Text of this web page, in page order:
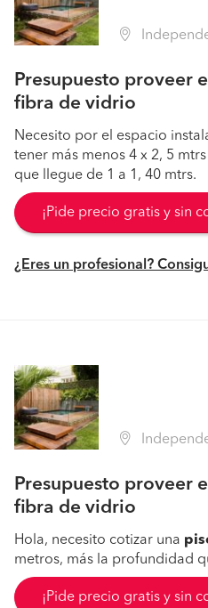
Independencia
Presupuesto proveer
fibra de vidrio
Necesito por el espacio
tener más menos 4 x 2, 5
que llegue de 1 a 1, 40 mtrs.
¡Pide precio gratis y sin
¿Eres un profesional?
Independencia
Presupuesto proveer
fibra de vidrio
Hola, necesito cotizar una
metros, más la profundidad
¡Pide precio gratis y sin